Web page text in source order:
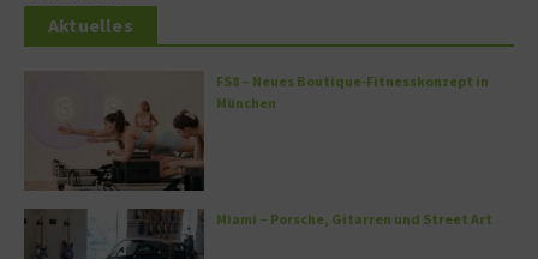
Aktuelles
FS8 – Neues Boutique-Fitnesskonzept in
München
Miami – Porsche, Gitarren und Street Art